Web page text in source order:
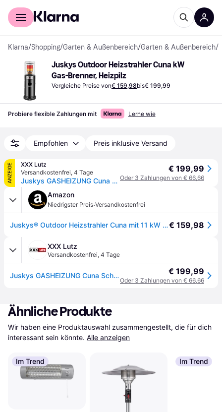
Für Shopper
Klarna/Shopping/Garten & Außenbereich/Garten & Außenbereich/
Juskys Outdoor Heizstrahler Cuna kW
Gas-Brenner, Heizpilz
Vergleiche Preise von€ 159,98bis€ 199,99
Probiere flexible Zahlungen mit Lerne wie
Empfohlen Preis inklusive Versand
ANZEIGE
XXX Lutz
Versandkostenfrei, 4 Tage
Juskys GASHEIZUNG Cuna Schwarz
€ 199,99
Oder 3 Zahlungen von € 66,66
Amazon
Niedrigster Preis·Versandkostenfrei
Juskys® Outdoor Heizstrahler Cuna mit 11 kW Gas-Brenner - Heizpilz Terrassenheizer mit Gas für Terrasse Balkon und Garten - für 5 und 11 kg Gasflaschen€ 159,98
XXX Lutz
Versandkostenfrei, 4 Tage
Juskys GASHEIZUNG Cuna Schwarz € 199,99
Oder 3 Zahlungen von € 66,66
Ähnliche Produkte
Wir haben eine Produktauswahl zusammengestellt, die für dich
interessant sein könnte. Alle anzeigen
Im Trend Im Trend